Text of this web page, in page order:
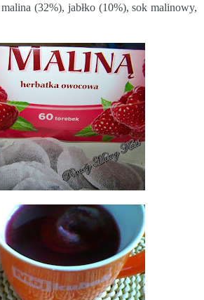
(32%), jabłko (10%), sok malinowy,